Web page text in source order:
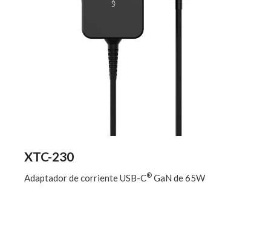
XTC-230
Adaptador de corriente USB-C® GaN de 65W